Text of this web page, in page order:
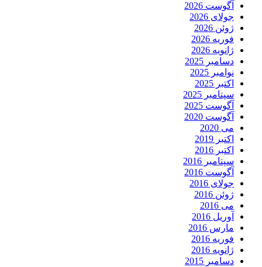
آگوست 2026
جولای 2026
ژوئن 2026
فوریه 2026
ژانویه 2026
دسامبر 2025
نوامبر 2025
اکتبر 2025
سپتامبر 2025
آگوست 2025
آگوست 2020
می 2020
اکتبر 2019
اکتبر 2016
سپتامبر 2016
آگوست 2016
جولای 2016
ژوئن 2016
می 2016
آوریل 2016
مارس 2016
فوریه 2016
ژانویه 2016
دسامبر 2015